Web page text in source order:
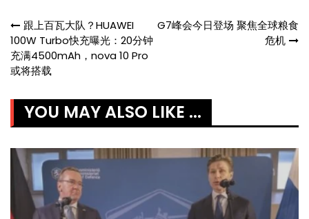
Post
navigation
跟上百瓦大队？HUAWEI
100W Turbo快充曝光：20分钟
充满4500mAh，nova 10 Pro
或将搭载
G7峰会今日登场 聚焦全球粮食
危机
YOU MAY ALSO LIKE ...